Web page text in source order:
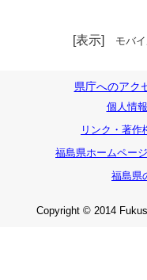
[表示] モバ
県庁へのアク
個人情
リンク・著作
福島県ホームペー
福島県
Copyright © 2014